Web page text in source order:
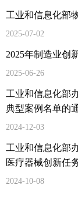
工业和信息化部
2025-07-02
2025年制造业创
2025-06-26
工业和信息化部
典型案例名单的
2024-12-03
工业和信息化部
医疗器械创新任
2024-10-08